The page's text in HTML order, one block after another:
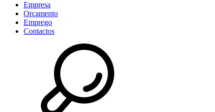
Empresa
Orçamento
Emprego
Contactos